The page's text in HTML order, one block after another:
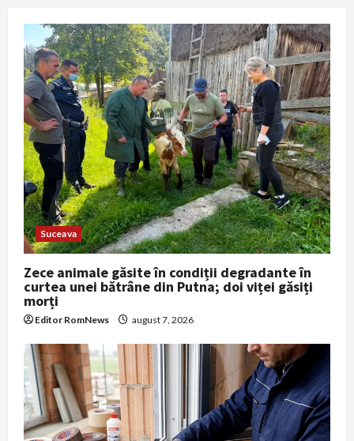
Suceava
Zece animale găsite în condiții degradante în
curtea unei bătrâne din Putna; doi viței găsiți
morți
Editor RomNews august 7, 2026